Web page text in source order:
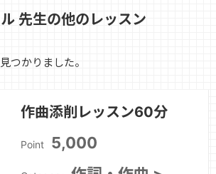
先生の他のレッスン
つかりました。
作曲添削レッスン60分
Point 5,000